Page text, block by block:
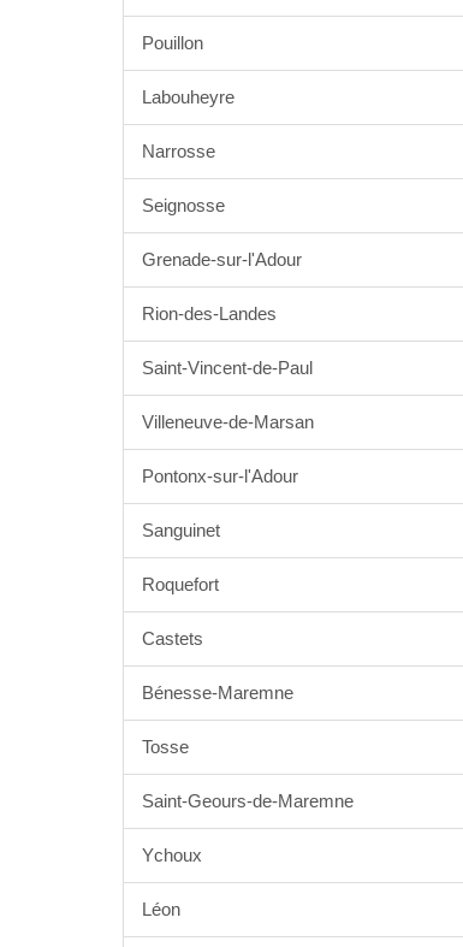
Pouillon
Labouheyre
Narrosse
Seignosse
Grenade-sur-l'Adour
Rion-des-Landes
Saint-Vincent-de-Paul
Villeneuve-de-Marsan
Pontonx-sur-l'Adour
Sanguinet
Roquefort
Castets
Bénesse-Maremne
Tosse
Saint-Geours-de-Maremne
Ychoux
Léon